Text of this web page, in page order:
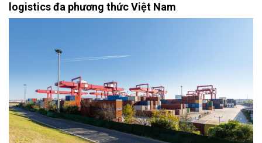
logistics đa phương thức Việt Nam